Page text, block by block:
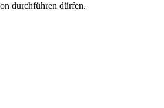
durchführen dürfen.